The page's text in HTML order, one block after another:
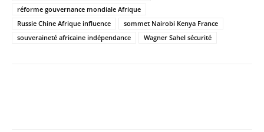
réforme gouvernance mondiale Afrique
Russie Chine Afrique influence
sommet Nairobi Kenya France
souveraineté africaine indépendance
Wagner Sahel sécurité